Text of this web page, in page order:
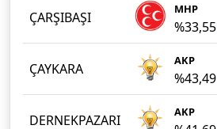
ÇARŞIBAŞI MHP
%33,55
ÇAYKARA AKP
%43,49
DERNEKPAZARI AKP